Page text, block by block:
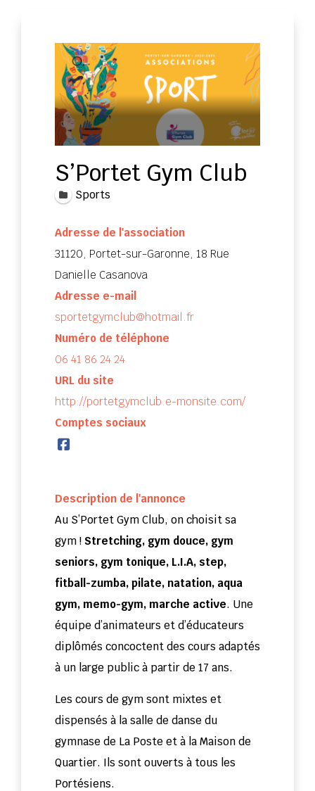
S’Portet Gym Club
Sports
Adresse de l'association
31120, Portet-sur-Garonne, 18 Rue
Danielle Casanova
Adresse e-mail
sportetgymclub@hotmail.fr
Numéro de téléphone
06 41 86 24 24
URL du site
http://portetgymclub.e-monsite.com/
Comptes sociaux
Description de l'annonce
Au S’Portet Gym Club, on choisit sa
gym ! Stretching, gym douce, gym
seniors, gym tonique, L.I.A, step,
fitball-zumba, pilate, natation, aqua
gym, memo-gym, marche active. Une
équipe d’animateurs et d’éducateurs
diplômés concoctent des cours adaptés
à un large public à partir de 17 ans.
Les cours de gym sont mixtes et
dispensés à la salle de danse du
gymnase de La Poste et à la Maison de
Quartier. Ils sont ouverts à tous les
Portésiens.